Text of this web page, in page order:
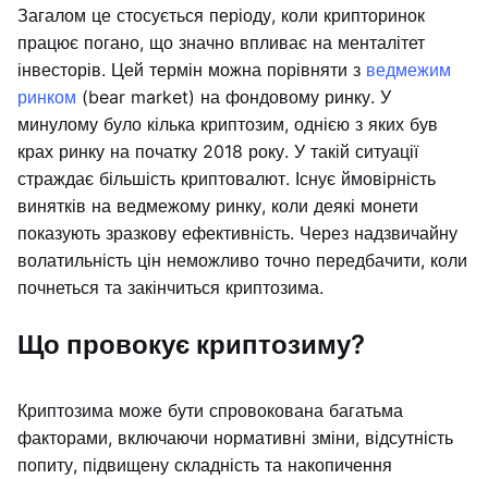
Загалом це стосується періоду, коли крипторинок
працює погано, що значно впливає на менталітет
інвесторів. Цей термін можна порівняти з ведмежим
ринком (bear market) на фондовому ринку. У
минулому було кілька криптозим, однією з яких був
крах ринку на початку 2018 року. У такій ситуації
страждає більшість криптовалют. Існує ймовірність
винятків на ведмежому ринку, коли деякі монети
показують зразкову ефективність. Через надзвичайну
волатильність цін неможливо точно передбачити, коли
почнеться та закінчиться криптозима.
Що провокує криптозиму?
Криптозима може бути спровокована багатьма
факторами, включаючи нормативні зміни, відсутність
попиту, підвищену складність та накопичення